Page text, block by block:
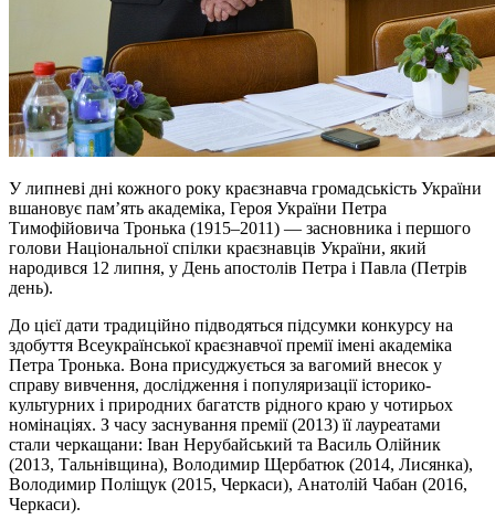
У липневі дні кожного року краєзнавча громадськість України
вшановує пам’ять академіка, Героя України Петра
Тимофійовича Тронька (1915–2011) — засновника і першого
голови Національної спілки краєзнавців України, який
народився 12 липня, у День апостолів Петра і Павла (Петрів
день).
До цієї дати традиційно підводяться підсумки конкурсу на
здобуття Всеукраїнської краєзнавчої премії імені академіка
Петра Тронька. Вона присуджується за вагомий внесок у
справу вивчення, дослідження і популяризації історико-
культурних і природних багатств рідного краю у чотирьох
номінаціях. З часу заснування премії (2013) її лауреатами
стали черкащани: Іван Нерубайський та Василь Олійник
(2013, Тальнівщина), Володимир Щербатюк (2014, Лисянка),
Володимир Поліщук (2015, Черкаси), Анатолій Чабан (2016,
Черкаси).